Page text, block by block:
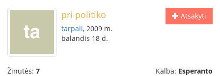
Atsakyti
pri politiko
tarpali, 2009 m.
balandis 18 d.
Žinutės: 7 Kalba: Esperanto